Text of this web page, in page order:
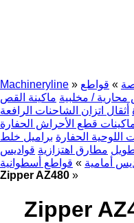
Machineryline » » قواطع
محارية / مخلبية ماكينة القص
أثقال اتزان الشاحنات الرافعة
قطع الأحراش الحفارة
اللوحية الحفارة براميل خلط
مطارق اهتزازية قواديس
أمامية »
Zipper AZ480 »